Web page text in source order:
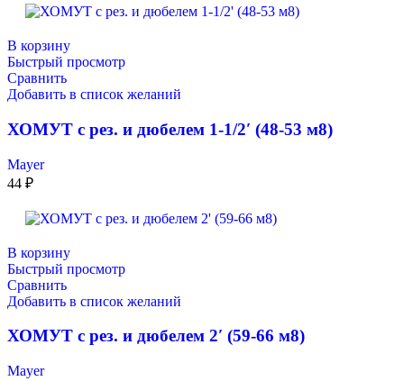
В корзину
Быстрый просмотр
Сравнить
Добавить в список желаний
ХОМУТ с рез. и дюбелем 1-1/2′ (48-53 м8)
Mayer
44 ₽
В корзину
Быстрый просмотр
Сравнить
Добавить в список желаний
ХОМУТ с рез. и дюбелем 2′ (59-66 м8)
Mayer